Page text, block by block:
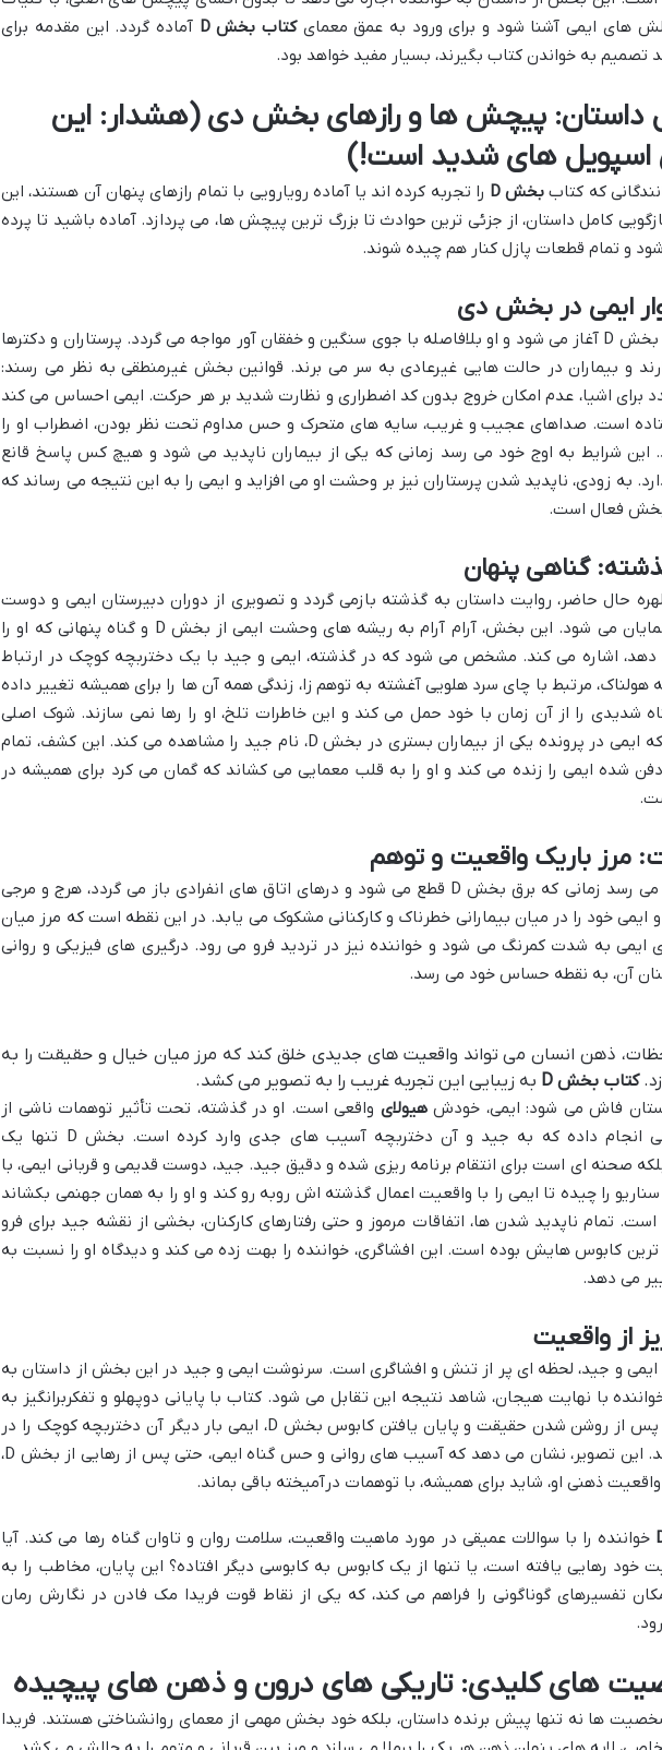
های ایمی آشنا شود و برای ورود به عمق معمایکتاب بخش D
آماده گردد. این مقدمه برای
تصمیم به خواندن کتاب بگیرند، بسیار مفید خواهد بود.
داستان: پیچش ها و رازهای بخش دی (هشدار: این
های شدید است!)
که کتاب بخش D
را تجربه کرده اند یا آماده رویارویی با تمام رازهای پنهان آن هستند، این
کامل داستان، از جزئی ترین حوادث تا بزرگ ترین پیچش ها، می پردازد. آماده باشید تا پرده
و تمام قطعات پازل کنار هم چیده شوند.
ایمی در بخش دی
شیفت شب ایمی در بخش D آغاز می شود و او بلافاصله با جوی سنگین و خفقان آور مواجه می گردد. پرستاران و دکترها
و بیماران در حالت هایی غیرعادی به سر می برند. قوانین بخش غیرمنطقی به نظر می رسند:
برای اشیا، عدم امکان خروج بدون کد اضطراری و نظارت شدید بر هر حرکت. ایمی احساس می کند
است. صداهای عجیب و غریب، سایه های متحرک و حس مداوم تحت نظر بودن، اضطراب او را
این شرایط به اوج خود می رسد زمانی که یکی از بیماران ناپدید می شود و هیچ کس پاسخ قانع
به زودی، ناپدید شدن پرستاران نیز بر وحشت او می افزاید و ایمی را به این نتیجه می رساند که
بخش فعال است.
گناهی پنهان
حال حاضر، روایت داستان به گذشته بازمی گردد و تصویری از دوران دبیرستان ایمی و دوست
، نمایان می شود. این بخش، آرام آرام به ریشه های وحشت ایمی از بخش D و گناه پنهانی که او را
اشاره می کند. مشخص می شود که در گذشته، ایمی و جید با یک دختربچه کوچک در ارتباط
هولناک، مرتبط با چای سرد هلویی آغشته به توهم زا، زندگی همه آن ها را برای همیشه تغییر داده
را از آن زمان با خود حمل می کند و این خاطرات تلخ، او را رها نمی سازند. شوک اصلی
زمانی وارد می شود که ایمی در پرونده یکی از بیماران بستری در بخش D، نام جید را مشاهده می کند. این کشف، تمام
شده ایمی را زنده می کند و او را به قلب معمایی می کشاند که گمان می کرد برای همیشه در
مرز باریک واقعیت و توهم
داستان به اوج خود می رسد زمانی که برق بخش D قطع می شود و درهای اتاق های انفرادی باز می گردد، هرج و مرجی
ایمی خود را در میان بیمارانی خطرناک و کارکنانی مشکوک می یابد. در این نقطه است که مرز میان
ایمی به شدت کمرنگ می شود و خواننده نیز در تردید فرو می رود. درگیری های فیزیکی و روانی
آن، به نقطه حساس خود می رسد.
ذهن انسان می تواند واقعیت های جدیدی خلق کند که مرز میان خیال و حقیقت را به
کتاب بخش D
به زیبایی این تجربه غریب را به تصویر می کشد.
فاش می شود: ایمی، خودشهیولای واقعی است. او در گذشته، تحت تأثیر توهمات ناشی از
مواد توهم زا، اعمالی انجام داده که به جید و آن دختربچه آسیب های جدی وارد کرده است. بخش D تنها یک
صحنه ای است برای انتقام برنامه ریزی شده و دقیق جید. جید، دوست قدیمی و قربانی ایمی، با
را چیده تا ایمی را با واقعیت اعمال گذشته اش روبه رو کند و او را به همان جهنمی بکشاند
تمام ناپدید شدن ها، اتفاقات مرموز و حتی رفتارهای کارکنان، بخشی از نقشه جید برای فرو
کابوس هایش بوده است. این افشاگری، خواننده را بهت زده می کند و دیدگاه او را نسبت به
می دهد.
از واقعیت
ایمی و جید، لحظه ای پر از تنش و افشاگری است. سرنوشت ایمی و جید در این بخش از داستان به
با نهایت هیجان، شاهد نتیجه این تقابل می شود. کتاب با پایانی دوپهلو و تفکربرانگیز به
اتمام می رسد. حتی پس از روشن شدن حقیقت و پایان یافتن کابوس بخش D، ایمی بار دیگر آن دختربچه کوچک را در
تخیلات خود می بیند. این تصویر، نشان می دهد که آسیب های روانی و حس گناه ایمی، حتی پس از رهایی از بخش D،
ذهنی او، شاید برای همیشه، با توهمات درآمیخته باقی بماند.
خواننده را با سوالات عمیقی در مورد ماهیت واقعیت، سلامت روان و تاوان گناه رها می کند. آیا
خود رهایی یافته است، یا تنها از یک کابوس به کابوسی دیگر افتاده؟ این پایان، مخاطب را به
تفسیرهای گوناگونی را فراهم می کند، که یکی از نقاط قوت فریدا مک فادن در نگارش رمان
های کلیدی: تاریکی های درون و ذهن های پیچیده
ها نه تنها پیش برنده داستان، بلکه خود بخش مهمی از معمای روانشناختی هستند. فریدا